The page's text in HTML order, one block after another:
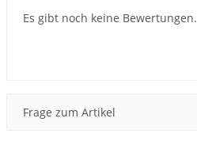
Es gibt noch keine Bewertungen.
Frage zum Artikel